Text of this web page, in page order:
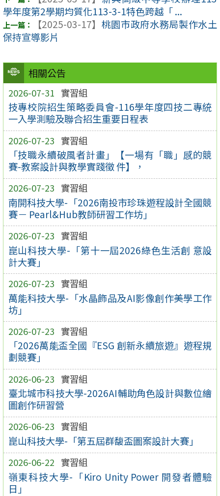
相關公告
2026-07-31 實習組
技專校院招生策略委員會-116學年度四技二專統
一入學測驗及聯合招生重要日程表
2026-07-23 實習組
「技職永續破風者計畫」【一場有「職」感的競
賽-教案設計與教學實踐徵 件】，
2026-07-23 實習組
南開科技大學-「2026南投市珍珠遊程設計全國競
賽－ Pearl&Hub教師研習工作坊」
2026-07-23 實習組
崑山科技大學-「第十一屆2026綠色生活創 意設
計大賽」
2026-07-23 實習組
萬能科技大學-「水晶飾品及AI影像創作美學工作
坊」
2026-07-23 實習組
「2026萬能盃全國『ESG 創新永續旅遊』遊程規
劃競賽」
2026-06-23 實習組
臺北城市科技大學-2026AI輔助角色設計與數位繪
圖創作研習營
2026-06-23 實習組
崑山科技大學-「第五屆群馥盃圖案設計大賽」
2026-06-22 實習組
嶺東科技大學-「Kiro Unity Power 開發者體驗
日」
學年度第2學期均質化113-3-1特色跨越「 ...
【2025-03-17】 桃園市政府水務局製作水土
保持宣導影片